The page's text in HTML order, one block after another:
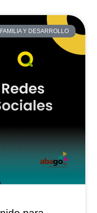
FAMILIA Y DESARROLLO